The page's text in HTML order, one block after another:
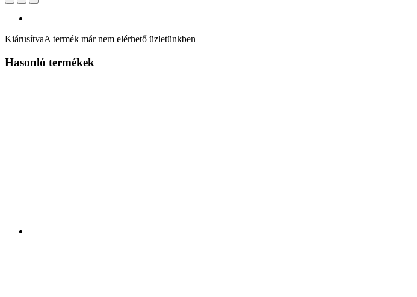
KiárusítvaA termék már nem elérhető üzletünkben
Hasonló termékek